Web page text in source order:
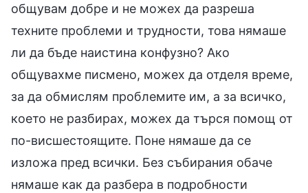
общувам добре и не можех да разреша
техните проблеми и трудности, това нямаше
ли да бъде наистина конфузно? Ако
общувахме писмено, можех да отделя време,
за да обмислям проблемите им, а за всичко,
което не разбирах, можех да търся помощ от
по-висшестоящите. Поне нямаше да се
изложа пред всички. Без събирания обаче
нямаше как да разбера в подробности